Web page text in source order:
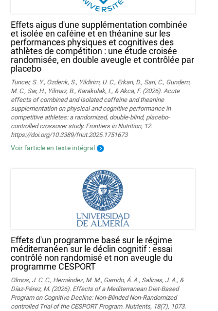
Effets aigus d'une supplémentation combinée
et isolée en caféine et en théanine sur les
performances physiques et cognitives des
athlètes de compétition : une étude croisée
randomisée, en double aveugle et contrôlée par
placebo
Tuncer, S. Y., Ozdenk, S., Yildirim, U. C., Erkan, D., Sari, C., Gundem,
M. C., Sar, H., Yilmaz, B., Karakulak, I., & Akca, F. (2026). Acute
effects of combined and isolated caffeine and theanine
supplementation on physical and cognitive performance in
competitive athletes: a randomized, double-blind, placebo-
controlled crossover study. Frontiers in Nutrition, 12.
https://doi.org/10.3389/fnut.2025.1751673
Voir l'article en texte intégral
Effets d'un programme basé sur le régime
méditerranéen sur le déclin cognitif : essai
contrôlé non randomisé et non aveugle du
programme CESPORT
Olmos, J. C. C., Hernández, M. M., Garrido, Á. A., Salinas, J. A., &
Díaz-Pérez, M. (2026). Effects of a Mediterranean Diet-Based
Program on Cognitive Decline: Non-Blinded Non-Randomized
controlled Trial of the CESPORT Program. Nutrients, 18(7), 1073.